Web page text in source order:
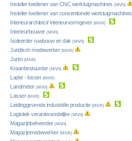
Insteller-bediener van CNC werktuigmachines (M/V/X)
Insteller-bediener van conventionele werktuigmachines
Interieurarchitect/ interieurvormgever (M/V/X)
Interieurbouwer (M/V/X)
Isoleerder ruwbouw en dak (M/V/X)
Juridisch medewerker (M/V/X)
Jurist (M/V/X)
Kraanbestuurder (M/V/X)
Lader - losser (M/V/X)
Landmeter (M/V/X)
Lasser (M/V/X)
Leidinggevende industriële productie (M/V/X)
Logistiek verantwoordelijke (M/V/X)
Magazijnbeheerder (M/V/X)
Magazijnmedewerker (M/V/X)